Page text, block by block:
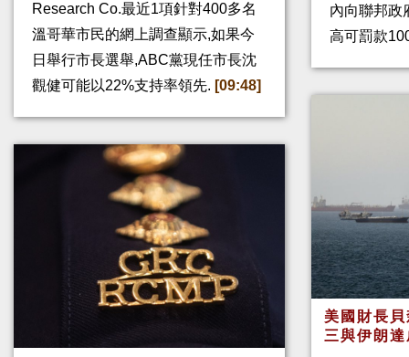
Research Co.最近1項針對400多名
溫哥華市民的網上調查顯示,如果今
日舉行市長選舉,ABC黨現任市長沈
觀健可能以22%支持率領先. [09:48]
內向聯邦政
高可罰款
美國財長
三與伊朗